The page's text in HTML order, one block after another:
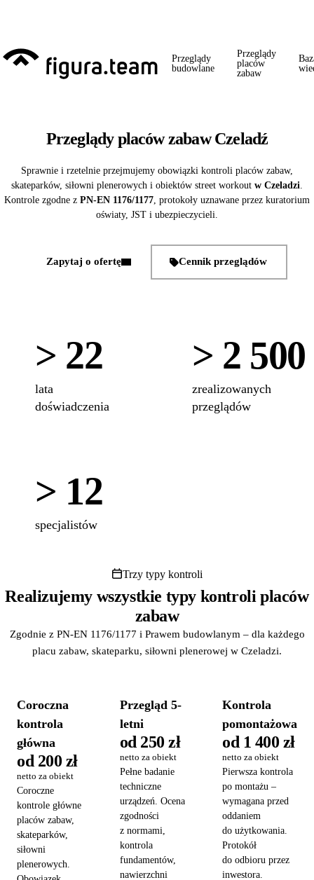
Przeglądy
budowlane
Przeglądy
placów
zabaw
Przeglądy placów zabaw Czeladź
Sprawnie i rzetelnie przejmujemy obowiązki kontroli placów zabaw,
skateparków, siłowni plenerowych i obiektów street workout w Czeladzi
Kontrole zgodne z PN-EN 1176/1177 , protokoły uznawane przez kuratorium
oświaty, JST i ubezpieczycieli.
Zapytaj o ofertę Cennik przeglądów
> 22
lata
doświadczenia
> 2 500
zrealizowanych
przeglądów
> 12
specjalistów
Trzy typy kontroli
Realizujemy wszystkie typy kontroli placów
zabaw
Zgodnie z PN-EN 1176/1177 i Prawem budowlanym – dla każdego
placu zabaw, skateparku, siłowni plenerowej w Czeladzi.
Coroczna
kontrola
główna
od 200 zł
netto za obiekt
Coroczne
kontrole główne
placów zabaw,
skateparków,
siłowni
plenerowych.
Przegląd 5-
letni
od 250 zł
netto za obiekt
Pełne badanie
techniczne
urządzeń. Ocena
zgodności
z normami,
kontrola
fundamentów,
nawierzchni
Kontrola
pomontażowa
od 1 400 zł
netto za obiekt
Pierwsza kontrola
po montażu –
wymagana przed
oddaniem
do użytkowania.
Protokół
do odbioru przez
inwestora.